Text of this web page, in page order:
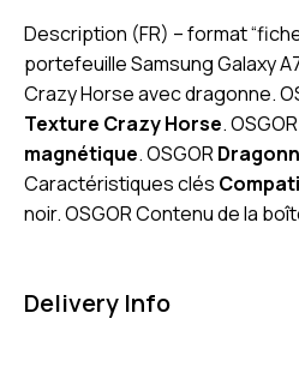
Description (FR) – format
portefeuille Samsung Galaxy
Crazy Horse avec dragonne.
Texture Crazy Horse. OSGOR
magnétique. OSGOR
Caractéristiques clés
noir. OSGOR Contenu de la
Delivery Info